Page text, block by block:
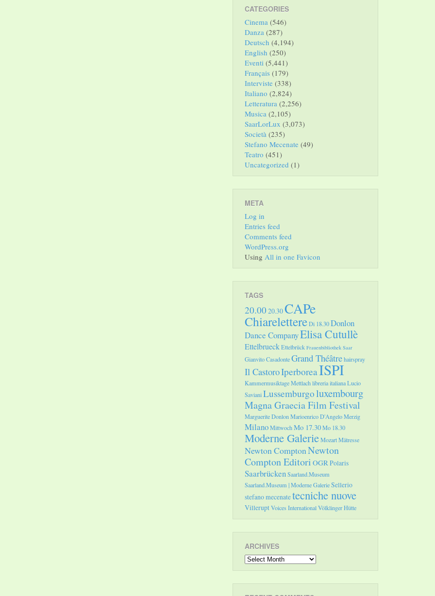
CATEGORIES
Cinema (546)
Danza (287)
Deutsch (4,194)
English (250)
Eventi (5,441)
Français (179)
Interviste (338)
Italiano (2,824)
Letteratura (2,256)
Musica (2,105)
SaarLorLux (3,073)
Società (235)
Stefano Mecenate (49)
Teatro (451)
Uncategorized (1)
META
Log in
Entries feed
Comments feed
WordPress.org
Using All in one Favicon
TAGS
20.00 20.30CAPe
ChiarelettereDi 18.30Donlon
Dance CompanyElisa Cutullè
EttelbrueckEttelbrück Frauenbibliothek Saar
Gianvito CasadonteGrand Théâtrehairspray
Il CastoroIperboreaISPI
Kammermusiktage Mettlachlibreria italianaLucio
SavianiLussemburgoluxembourg
Magna Graecia Film Festival
Marguerite DonlonMarioenrico D'AngeloMerzig
MilanoMittwochMo 17.30Mo 18.30
Moderne GalerieMozartMätresse
Newton ComptonNewton
Compton Editori OGRPolaris
SaarbrückenSaarland.Museum
Saarland.Museum | Moderne GalerieSellerio
stefano mecenatetecniche nuove
VilleruptVoices InternationalVölklinger Hütte
ARCHIVES
Archives